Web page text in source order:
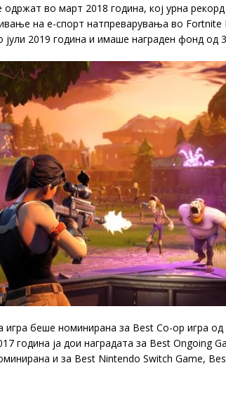
во март 2018 година, кој урна
на е-спорт натпреварувања во
јули 2019 година и имаше награден фонд од
игра беше номинирана за Best Co-op игра
година ја дои наградата за Best Ongoing
и за Best Nintendo Switch Game,